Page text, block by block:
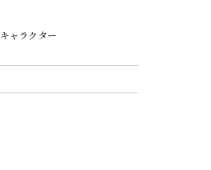
キャラクター